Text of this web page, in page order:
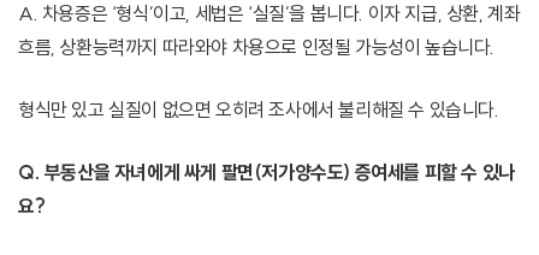
A. 차용증은 ‘형식’이고, 세법은 ‘실질’을 봅니다. 이자 지급, 상환, 계좌
흐름, 상환능력까지 따라와야 차용으로 인정될 가능성이 높습니다.
형식만 있고 실질이 없으면 오히려 조사에서 불리해질 수 있습니다.
Q. 부동산을 자녀에게 싸게 팔면(저가양수도) 증여세를 피할 수 있나
요?